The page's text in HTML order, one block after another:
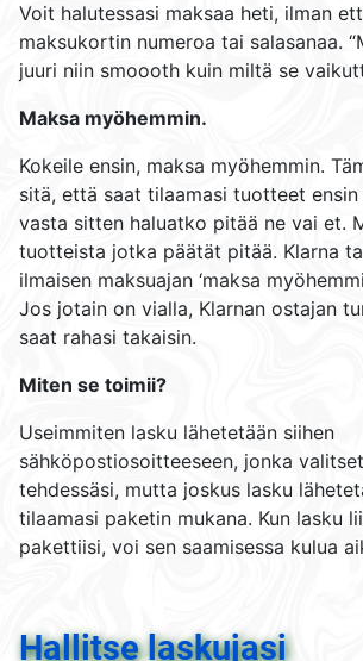
Voit halutessasi maksaa heti, ilman
maksukortin numeroa tai salasanaa.
juuri niin smoooth kuin miltä se
Maksa myöhemmin.
Kokeile ensin, maksa myöhemmin.
sitä, että saat tilaamasi tuotteet
vasta sitten haluatko pitää ne vai et.
tuotteista jotka päätät pitää. Klarna
ilmaisen maksuajan ‘maksa
Jos jotain on vialla, Klarnan ostajan
saat rahasi takaisin.
Miten se toimii?
Useimmiten lasku lähetetään siihen
sähköpostiosoitteeseen, jonka
tehdessäsi, mutta joskus lasku
tilaamasi paketin mukana. Kun lasku
pakettiisi, voi sen saamisessa kulua
Hallitse laskujasi